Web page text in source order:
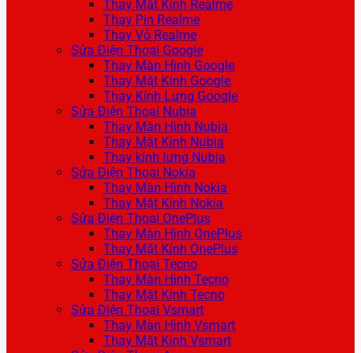
Thay Mặt Kính Realme
Thay Pin Realme
Thay Vỏ Realme
Sửa Điện Thoại Google
Thay Màn Hình Google
Thay Mặt Kính Google
Thay Kính Lưng Google
Sửa Điện Thoại Nubia
Thay Màn Hình Nubia
Thay Mặt Kính Nubia
Thay kính lưng Nubia
Sửa Điện Thoại Nokia
Thay Màn Hình Nokia
Thay Mặt Kính Nokia
Sửa Điện Thoại OnePlus
Thay Màn Hình OnePlus
Thay Mặt Kính OnePlus
Sửa Điện Thoại Tecno
Thay Màn Hình Tecno
Thay Mặt Kính Tecno
Sửa Điện Thoại Vsmart
Thay Màn Hình Vsmart
Thay Mặt Kính Vsmart